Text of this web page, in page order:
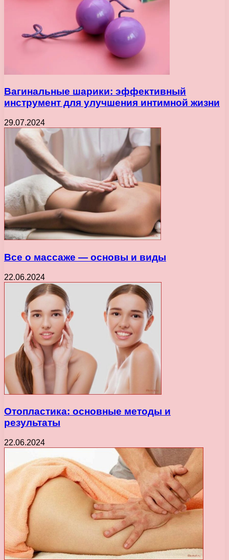
Вагинальные шарики: эффективный
инструмент для улучшения интимной жизни
29.07.2024
Все о массаже — основы и виды
22.06.2024
Отопластика: основные методы и
результаты
22.06.2024